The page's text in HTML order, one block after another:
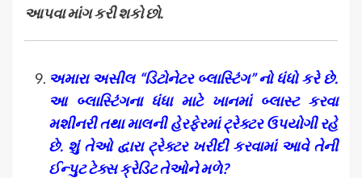
આપવા માંગ કરી શકો છો.
અમારા અસીલ “ડિટોનેટર બ્લાસ્ટિંગ” નો ધંધો કરે છે.
આ બ્લાસ્ટિંગના ધંધા માટે ખાનમાં બ્લાસ્ટ કરવા
મશીનરી તથા માલની હેરફેરમાં ટ્રેક્ટર ઉપયોગી રહે
છે. શું તેઓ દ્વારા ટ્રેક્ટર ખરીદી કરવામાં આવે તેની
ઈન્પુટ ટેક્સ ક્રેડિટ તેઓને મળે?